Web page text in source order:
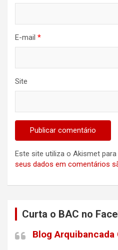
E-mail *
Site
Este site utiliza o Akismet
seus dados em comentários
Curta o BAC no
Blog Arquibancada